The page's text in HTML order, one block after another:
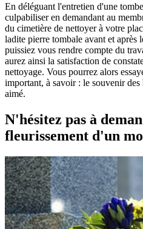
En déléguant l'entretien d'une
culpabiliser en demandant au
du cimetière de nettoyer à votre
ladite pierre tombale avant et après
puissiez vous rendre compte du
aurez ainsi la satisfaction de
nettoyage. Vous pourrez alors
important, à savoir : le souvenir des
aimé.
N'hésitez pas à
fleurissement d'un